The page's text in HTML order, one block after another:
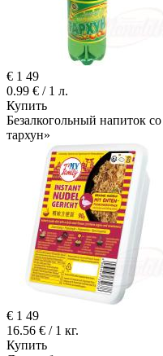
€ 1 49
0.99 € / 1 л.
Купить
Безалкогольный напиток
тархун»
€ 1 49
16.56 € / 1 кг.
Купить